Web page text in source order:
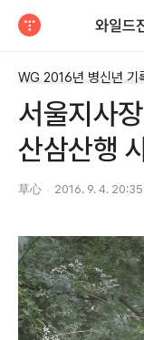
WG 2016년 병신년 기
서울지사
산삼산행
草心 2016. 9. 4. 20:35